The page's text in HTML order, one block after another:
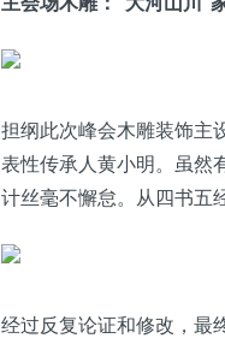
担纲此次峰会木雕装饰主
表性传承人黄小明。虽然
计丝毫不懈怠。从四书五
经过反复论证和修改，最